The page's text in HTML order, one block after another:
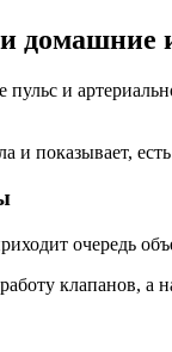
домашние
пульс и
и показывает,
очередь
клапанов, а